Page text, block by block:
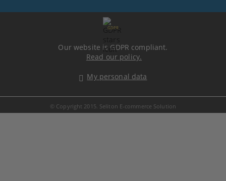
GDPR
Our website is GDPR compliant.
Read our policy.
My personal data
© Copyright 2015. Seliton E-commerce Solution